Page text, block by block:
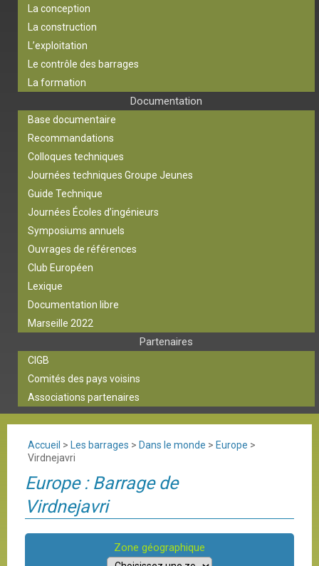
La conception
La construction
L’exploitation
Le contrôle des barrages
La formation
Documentation
Base documentaire
Recommandations
Colloques techniques
Journées techniques Groupe Jeunes
Guide Technique
Journées Écoles d’ingénieurs
Symposiums annuels
Ouvrages de références
Club Européen
Lexique
Documentation libre
Marseille 2022
Partenaires
CIGB
Comités des pays voisins
Associations partenaires
Accueil > Les barrages > Dans le monde > Europe >
Virdnejavri
Europe : Barrage de
Virdnejavri
Zone géographique